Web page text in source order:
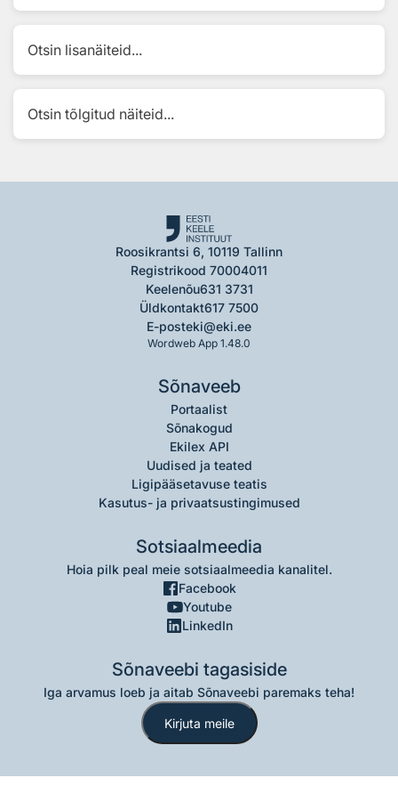
Otsin lisanäiteid...
Otsin tõlgitud näiteid...
Roosikrantsi 6, 10119 Tallinn
Registrikood 70004011
Keelenõu631 3731
Üldkontakt617 7500
E-posteki@eki.ee
Wordweb App 1.48.0
Sõnaveeb
Portaalist
Sõnakogud
Ekilex API
Uudised ja teated
Ligipääsetavuse teatis
Kasutus- ja privaatsustingimused
Sotsiaalmeedia
Hoia pilk peal meie sotsiaalmeedia kanalitel.
Facebook
Youtube
LinkedIn
Sõnaveebi tagasiside
Iga arvamus loeb ja aitab Sõnaveebi paremaks teha!
Kirjuta meile